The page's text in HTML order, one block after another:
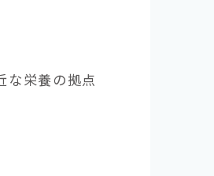
な栄養の拠点